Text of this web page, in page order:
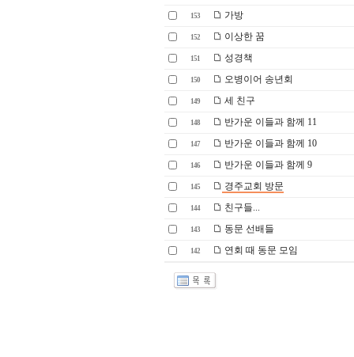
153 가방
152 이상한 꿈
151 성경책
150 오병이어 송년회
149 세 친구
148 반가운 이들과 함께 11
147 반가운 이들과 함께 10
146 반가운 이들과 함께 9
145 경주교회 방문
144 친구들...
143 동문 선배들
142 연회 때 동문 모임